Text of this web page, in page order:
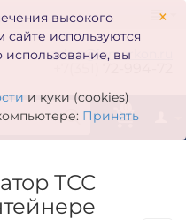
×
высокого
используются
использование, вы
и куки (cookies)
Принять
zakaz@inmarkon.ru
0
ТСС